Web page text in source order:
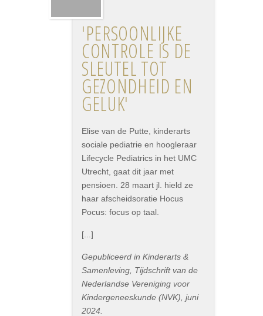
'PERSOONLIJKE
CONTROLE IS DE
SLEUTEL TOT
GEZONDHEID EN
GELUK'
Elise van de Putte, kinderarts
sociale pediatrie en hoogleraar
Lifecycle Pediatrics in het UMC
Utrecht, gaat dit jaar met
pensioen. 28 maart jl. hield ze
haar afscheidsoratie Hocus
Pocus: focus op taal.
[...]
Gepubliceerd in Kinderarts &
Samenleving, Tijdschrift van de
Nederlandse Vereniging voor
Kindergeneeskunde (NVK), juni
2024.